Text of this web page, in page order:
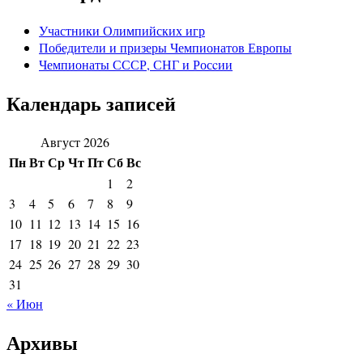
Участники Олимпийских игр
Победители и призеры Чемпионатов Европы
Чемпионаты СССР, СНГ и Росcии
Календарь записей
Август 2026
ПнВтСрЧтПтСбВс
1
2
3
4 5 6 7 8
9
10 11 12 13 14 15 16
17 18 19 20 21 22 23
24 25 26 27 28 29 30
31
« Июн
Архивы